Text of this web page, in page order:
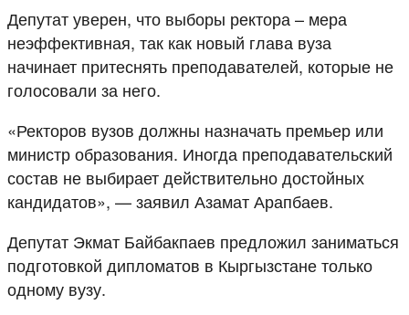
Депутат уверен, что выборы ректора – мера
неэффективная, так как новый глава вуза
начинает притеснять преподавателей, которые не
голосовали за него.
«Ректоров вузов должны назначать премьер или
министр образования. Иногда преподавательский
состав не выбирает действительно достойных
кандидатов», — заявил Азамат Арапбаев.
Депутат Экмат Байбакпаев предложил заниматься
подготовкой дипломатов в Кыргызстане только
одному вузу.